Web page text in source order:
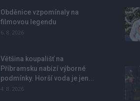
Obděnice vzpomínaly na
filmovou legendu
6. 8. 2026
Většina koupališť na
Příbramsku nabízí výborné
podmínky. Horší voda je jen...
4. 8. 2026